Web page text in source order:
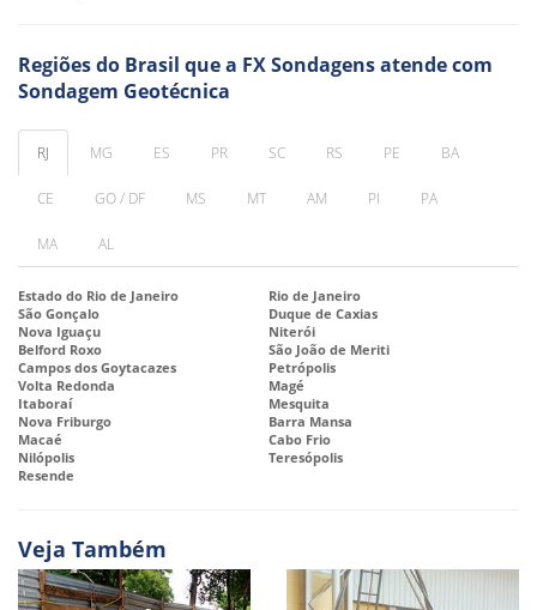
Regiões do Brasil que a FX Sondagens atende com
Sondagem Geotécnica
RJ MG ES PR SC RS PE BA
CE GO / DF MS MT AM PI PA
MA AL
Estado do Rio de Janeiro
Rio de Janeiro
São Gonçalo
Duque de Caxias
Nova Iguaçu
Niterói
Belford Roxo
São João de Meriti
Campos dos Goytacazes
Petrópolis
Volta Redonda
Magé
Itaboraí
Mesquita
Nova Friburgo
Barra Mansa
Macaé
Cabo Frio
Nilópolis
Teresópolis
Resende
Veja Também